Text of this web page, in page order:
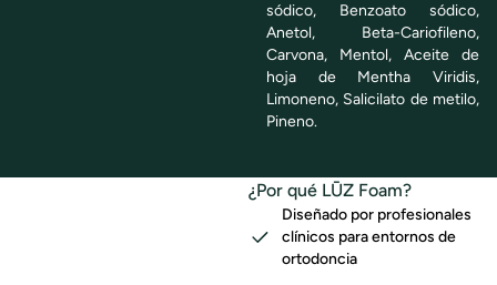
sódico, Benzoato sódico,
Anetol, Beta-Cariofileno,
Carvona, Mentol, Aceite de
hoja de Mentha Viridis,
Limoneno, Salicilato de metilo,
Pineno.
¿Por qué LŪZ Foam?
Diseñado por profesionales
clínicos para entornos de
ortodoncia